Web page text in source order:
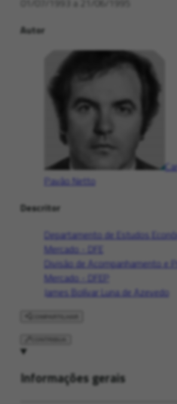
01/07/1993 a 21/06/1995
Autor
Pavão Netto
Descritor
Departamento de Estudos
Mercado - DFE
Divisão de Acompanhamento e
Mercado - DFEP
James Bolívar Luna de Azevedo
Informações gerais